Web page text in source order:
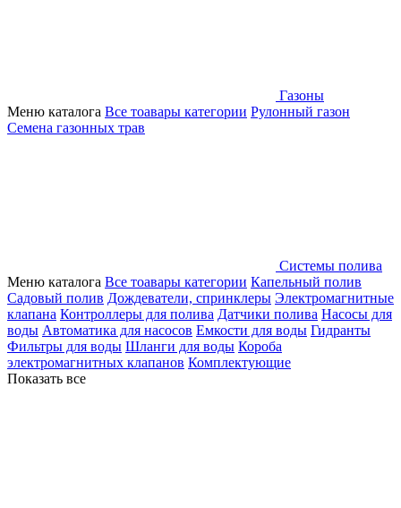
Газоны
Меню каталога Все тоавары категории Рулонный газон
Семена газонных трав
Системы полива
Меню каталога Все тоавары категории Капельный полив
Садовый полив Дождеватели, спринклеры Электромагнитные
клапана Контроллеры для полива Датчики полива Насосы для
воды Автоматика для насосов Емкости для воды Гидранты
Фильтры для воды Шланги для воды Короба
электромагнитных клапанов Комплектующие
Показать все